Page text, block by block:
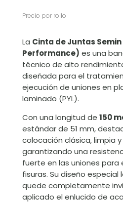
Precio por rollo
La Cinta de Juntas Semin
Performance) es una
técnico de alto
diseñada para el
ejecución de uniones en
laminado (PYL).
Con una longitud de 150
estándar de 51 mm,
colocación clásica, limpia
garantizando una
fuerte en las uniones para
fisuras. Su diseño
quede completamente
aplicado el enlucido de